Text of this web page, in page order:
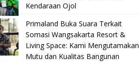
Kendaraan Ojol
Primaland Buka Suara Terkait
Somasi Wangsakarta Resort &
Living Space: Kami Mengutamakan
Mutu dan Kualitas Bangunan